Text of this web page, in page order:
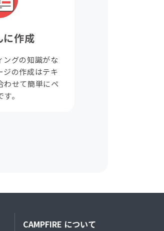
に作成
ングの知識がな
ジの作成はテキ
わせて簡単にペ
。
CAMPFIRE について